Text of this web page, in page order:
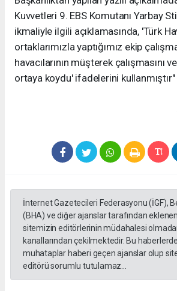
Kuvvetleri 9. EBS Komutanı Yarbay
ikmaliyle ilgili açıklamasında, 'Türk
ortaklarımızla yaptığımız ekip
havacılarının müşterek çalışmasını
ortaya koydu' ifadelerini
İnternet Gazetecileri Federasyonu (İGF),
(BHA) ve diğer ajanslar tarafından
sitemizin editörlerinin müdahalesi
kanallarından çekilmektedir. Bu
muhataplar haberi geçen ajanslar olup
editörü sorumlu tutulamaz...